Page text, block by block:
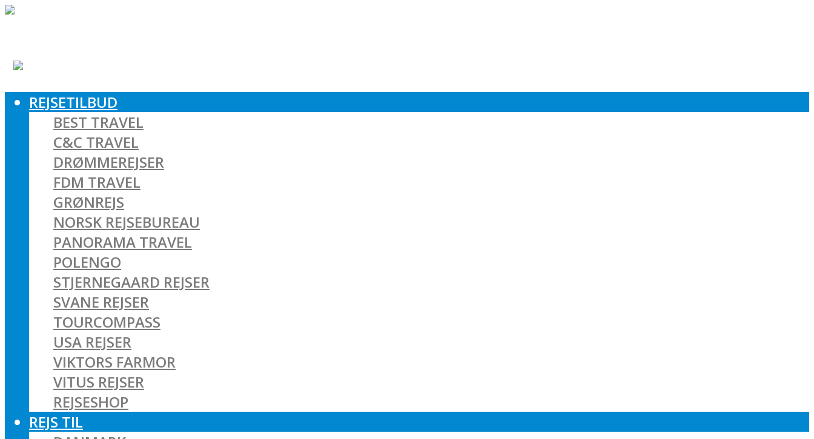
REJSETILBUD
BEST TRAVEL
C&C TRAVEL
DRØMMEREJSER
FDM TRAVEL
GRØNREJS
NORSK REJSEBUREAU
PANORAMA TRAVEL
POLENGO
STJERNEGAARD REJSER
SVANE REJSER
TOURCOMPASS
USA REJSER
VIKTORS FARMOR
VITUS REJSER
REJSESHOP
REJS TIL